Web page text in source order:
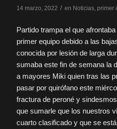
14 marzo, 2022 / en Noticias, primer
Partido trampa el que
primer equipo debido a las
conocida por lesión de larga
sumaba este fin de semana la
a mayores Miki quien tras las
pasar por quirófano este
fractura de peroné y
que sumarle que los nuestros
cuarto clasificado y que se